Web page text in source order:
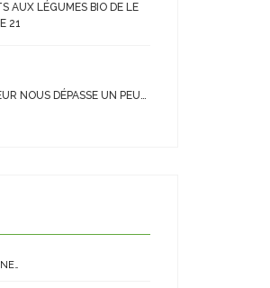
AUX LÉGUMES BIO DE LE
21
NOUS DÉPASSE UN PEU…